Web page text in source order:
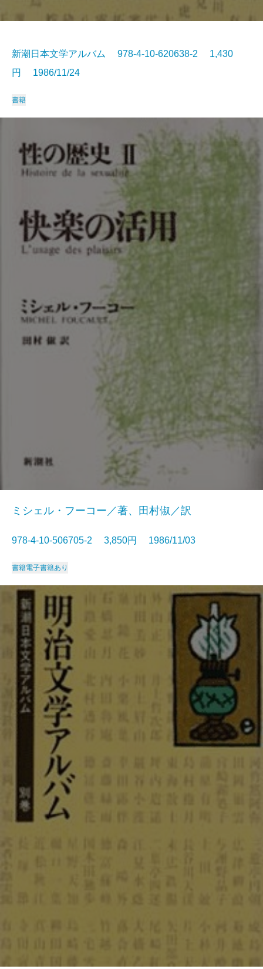
新潮日本文学アルバム 978-4-10-620638-2 1,430
円 1986/11/24
書籍
ミシェル・フーコー／著、田村俶／訳
978-4-10-506705-2 3,850円 1986/11/03
書籍電子書籍あり